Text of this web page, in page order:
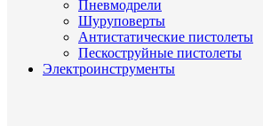
Пневмодрели
Шуруповерты
Антистатические пистолеты
Пескоструйные пистолеты
Электроинструменты